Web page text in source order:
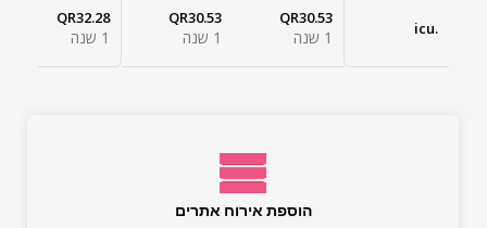
.icu
QR30.53
1 שנה
QR30.53
1 שנה
QR32.28
1 שנה
הוספת אירוח אתרים